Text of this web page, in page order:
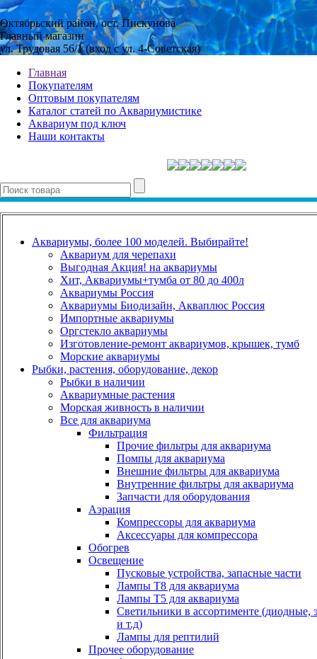
Октябрьский район, ост. Пискунова
Главный магазин
ул. Трудовая 56/1 (вход с ул. 4-Советская)
Главная
Покупателям
Оптовым покупателям
Каталог статей по Аквариумистике
Аквариум под ключ
Наши контакты
Аквариумы, более 100 моделей. Выбирайте!
Аквариум для черепахи
Выгодная Акция! на аквариумы
Хит, Аквариумы+тумба от 80 до 400л
Аквариумы Россия
Аквариумы Биодизайн, Акваплюс Россия
Импортные аквариумы
Оргстекло аквариумы
Изготовление-ремонт аквариумов, крышек, тумб
Морские аквариумы
Рыбки, растения, оборудование, декор
Рыбки в наличии
Аквариумные растения
Морская живность в наличии
Все для аквариума
Фильтрация
Прочие фильтры для аквариума
Помпы для аквариума
Внешние фильтры для аквариума
Внутренние фильтры для аквариума
Запчасти для оборудования
Аэрация
Компрессоры для аквариума
Аксессуары для компрессора
Обогрев
Освещение
Пусковые устройства, запасные части
Лампы Т8 для аквариума
Лампы Т5 для аквариума
Светильники в ассортименте (диодные,
и т.д)
Лампы для рептилий
Прочее оборудование